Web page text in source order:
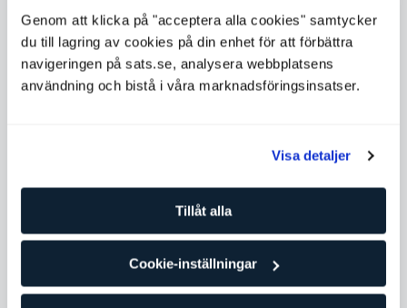
Genom att klicka på "acceptera alla cookies" samtycker
du till lagring av cookies på din enhet för att förbättra
navigeringen på sats.se, analysera webbplatsens
användning och bistå i våra marknadsföringsinsatser.
Visa detaljer
Tillåt alla
Cookie-inställningar
Efter en lång resa från Oslo ankommer han till Nepals
huvudstad den 5 april. Här blir han inhyst på ett hotell med
runt 20 andra äventyrare, alla redo för sitt livs äventyr.
Elbrus (5 642 m.ö.h.), Ryssland
Kilimanjaro (5 895 m.ö.h.), Tanzania
Kosciuszko (2 228 m.ö.h.), Australien